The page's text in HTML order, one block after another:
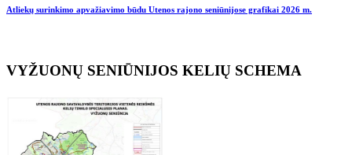
Atliekų surinkimo apvažiavimo būdu Utenos rajono seniūnijose grafikai 2026 m.
VYŽUONŲ SENIŪNIJOS KELIŲ SCHEMA